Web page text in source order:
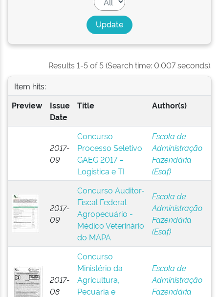
Results 1-5 of 5 (Search time: 0.007 seconds).
Item hits:
Preview
Issue
Date
Title Author(s)
2017-
09
Concurso
Processo Seletivo
GAEG 2017 –
Logística e TI
Escola de
Administração
Fazendária
(Esaf)
2017-
09
Concurso Auditor-
Fiscal Federal
Agropecuário -
Médico Veterinário
do MAPA
Escola de
Administração
Fazendária
(Esaf)
2017-
08
Concurso
Ministério da
Agricultura,
Pecuária e
Escola de
Administração
Fazendária